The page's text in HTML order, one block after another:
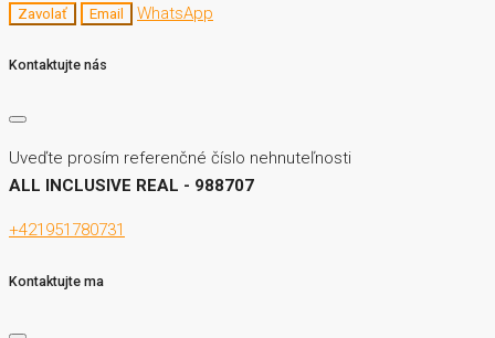
Zavolať Email WhatsApp
Kontaktujte nás
Uveďte prosím referenčné číslo nehnuteľnosti
ALL INCLUSIVE REAL - 988707
+421951780731
Kontaktujte ma